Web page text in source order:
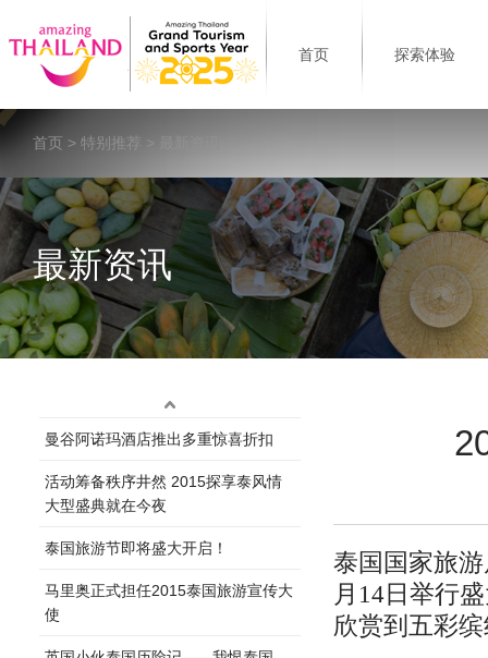
首页 探索体验
首页 > 特别推荐 > 最新资讯
最新资讯
曼谷阿诺玛酒店推出多重惊喜折扣
活动筹备秩序井然 2015探享泰风情
大型盛典就在今夜
泰国旅游节即将盛大开启！
马里奥正式担任2015泰国旅游宣传大
使
泰国国家旅
月14日举行
欣赏到五彩